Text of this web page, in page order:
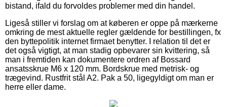
bistand, ifald du forvoldes problemer med din handel.
Ligeså stiller vi forslag om at køberen er oppe på mærkerne
omkring de mest aktuelle regler gældende for bestillingen, fx
den byttepolitik internet firmaet benytter. I relation til det er
det også vigtigt, at man stadig opbevarer sin kvittering, så
man i fremtiden kan dokumentere ordren af Bossard
ansatsskrue M6 x 120 mm. Bordskrue med metrisk- og
trægevind. Rustfrit stål A2. Pak a 50, ligegyldigt om man er
herre eller dame.